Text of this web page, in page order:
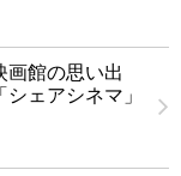
画館の思い出
ェアシネマ」